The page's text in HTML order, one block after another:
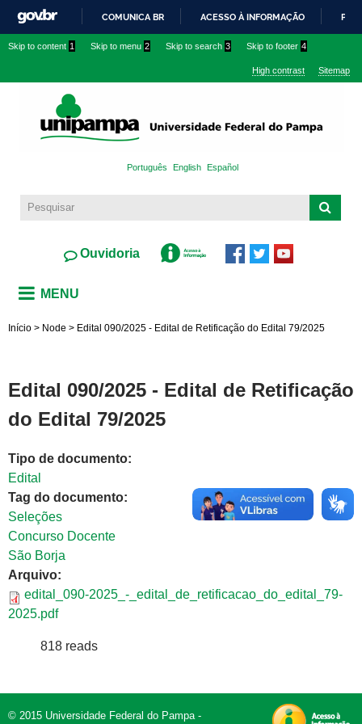
content
IR
O
COMUNICA BR ACESSO À INFORMAÇÃO
Skip to content 1 Skip to menu 2 Skip to search 3 Skip to footer 4
High contrast Sitemap
Português English Español
Ouvidoria
MENU
Início > Node > Edital 090/2025 - Edital de Retificação do Edital 79/2025
Edital 090/2025 - Edital de Retificação
do Edital 79/2025
Tipo de documento:
Edital
Tag do documento:
Seleções
Concurso Docente
São Borja
Arquivo:
edital_090-2025_-_edital_de_retificacao_do_edital_79-
2025.pdf
818 reads
© 2015 Universidade Federal do Pampa -